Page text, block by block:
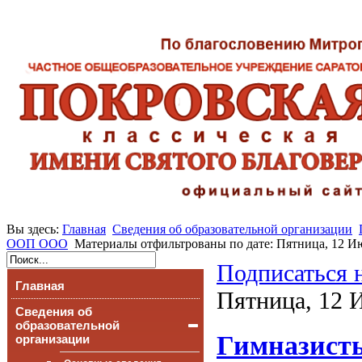
Вы здесь: Главная Сведения об образовательной организации
ООП ООО Материалы отфильтрованы по дате: Пятница, 12
Главная
Сведения об
образовательной
организации
Подписаться
Пятница, 12